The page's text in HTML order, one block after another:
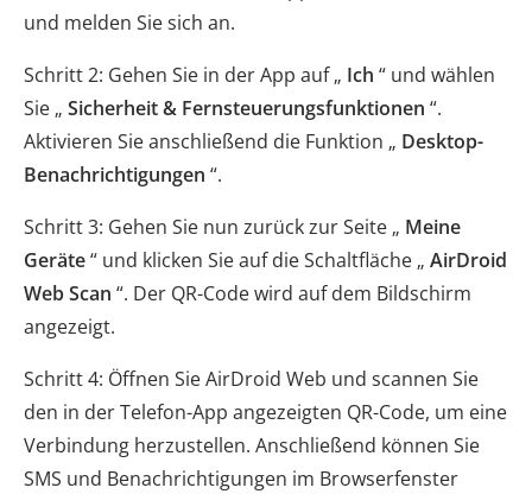
und melden Sie sich an.
Schritt 2: Gehen Sie in der App auf „ Ich “ und wählen
Sie „ Sicherheit & Fernsteuerungsfunktionen “.
Aktivieren Sie anschließend die Funktion „ Desktop-
Benachrichtigungen “.
Schritt 3: Gehen Sie nun zurück zur Seite „ Meine
Geräte“ und klicken Sie auf die Schaltfläche „ AirDroid
Web Scan “. Der QR-Code wird auf dem Bildschirm
angezeigt.
Schritt 4: Öffnen Sie AirDroid Web und scannen Sie
den in der Telefon-App angezeigten QR-Code, um eine
Verbindung herzustellen. Anschließend können Sie
SMS und Benachrichtigungen im Browserfenster